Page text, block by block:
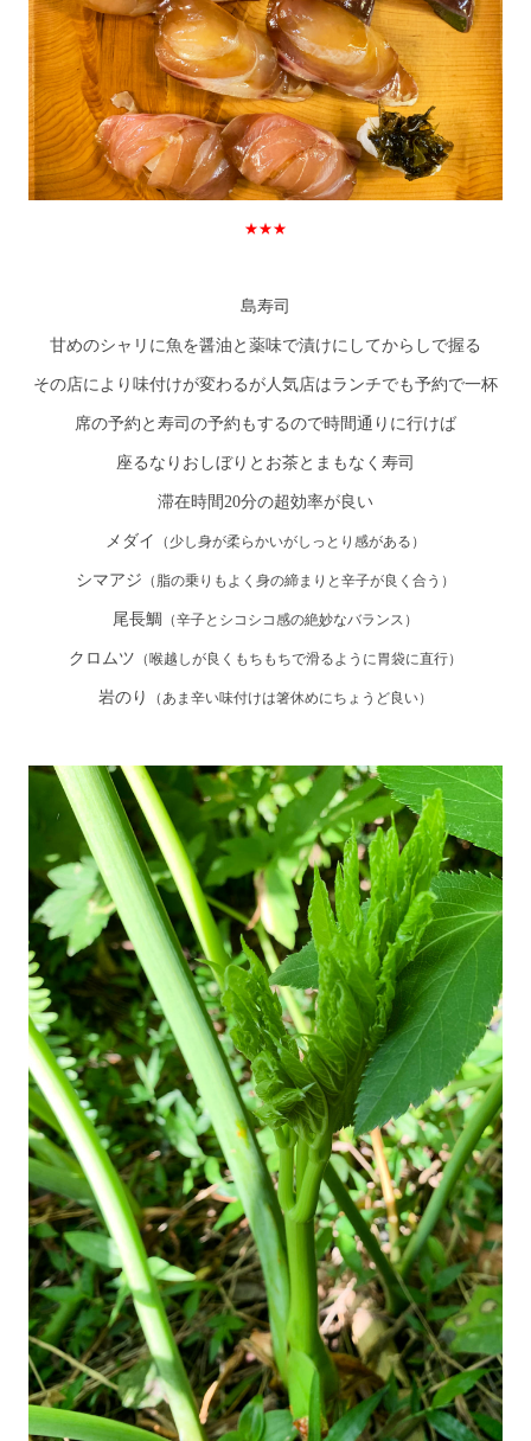
★★★
島寿司
甘めのシャリに魚を醤油と薬味で漬けにしてからしで握る
その店により味付けが変わるが人気店はランチでも予約で一杯
席の予約と寿司の予約もするので時間通りに行けば
座るなりおしぼりとお茶とまもなく寿司
滞在時間20分の超効率が良い
メダイ （少し身が柔らかいがしっとり感がある）
シマアジ （脂の乗りもよく身の締まりと辛子が良く合う）
尾長鯛 （辛子とシコシコ感の絶妙なバランス）
クロムツ （喉越しが良くもちもちで滑るように胃袋に直行）
岩のり （あま辛い味付けは箸休めにちょうど良い）